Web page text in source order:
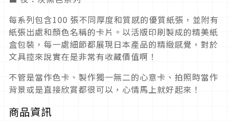
每系列包含100 張不同厚度和質感的優質紙張，並附有
紙張出處和顏色名稱的卡片。以活版印刷製成的精美紙
盒包裝，每一處細節都展現日本產品的精緻感覺，對於
文具控來說實在是非常有收藏價值啊！
不管是當作色卡、製作獨一無二的心意卡、拍照時當作
背景或是直接欣賞都很可以，心情馬上就好起來！
商品資訊